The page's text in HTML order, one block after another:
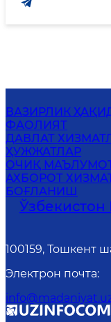
ВАЗИРЛИК
ФАОЛИЯТ
ДАВЛАТ
ҲУЖЖАТЛАР
ОЧИҚ
АХБОРОТ
БОҒЛАНИШ
100159, Тошкент
Электрон почта: